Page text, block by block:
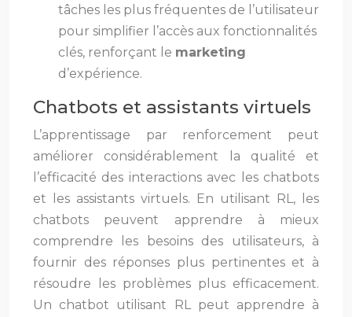
tâches les plus fréquentes de l’utilisateur
pour simplifier l’accès aux fonctionnalités
clés, renforçant le marketing
d’expérience.
Chatbots et assistants virtuels
L’apprentissage par renforcement peut
améliorer considérablement la qualité et
l’efficacité des interactions avec les chatbots
et les assistants virtuels. En utilisant RL, les
chatbots peuvent apprendre à mieux
comprendre les besoins des utilisateurs, à
fournir des réponses plus pertinentes et à
résoudre les problèmes plus efficacement.
Un chatbot utilisant RL peut apprendre à